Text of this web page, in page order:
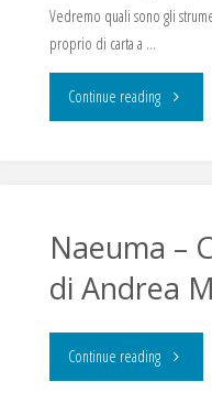
Vedremo quali sono gli
proprio di carta a …
Continue reading"Carta
a
Mano"
Naeuma –
di Andrea
Continue reading"Naeuma